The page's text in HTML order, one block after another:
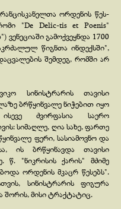
ორდენის წეს-
"De Delic-tis et Poenis"
გამოქვეყნდა 1700
წიგნთა ინდექსში",
შემდეგ, რომში არ
სინისტრარის თავისი
ბრწყინვალე ნიჭებით იყო
ძვირფასია საერო
სიმაღლე, ღია სახე, ფართე
ფერი, სასიამოვნო და
ის ბრწყინავდა თავისი
"ნიკრისის ქარის" მძიმე
ორდენის მკაცრ წესებს".
სინისტრარის ფიგურა
მისი ტრაქტატიც.